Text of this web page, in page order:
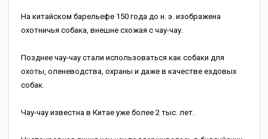
На китайском барельефе 150 года до н. э. изображена
охотничья собака, внешне схожая с чау-чау.
Позднее чау-чау стали использоваться как собаки для
охоты, оленеводства, охраны и даже в качестве ездовых
собак.
Чау-чау известна в Китае уже более 2 тыс. лет.